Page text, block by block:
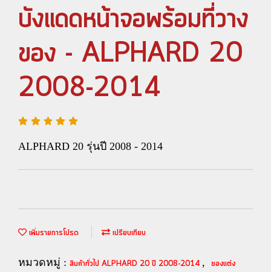
บังแดดหน้าจอพร้อมที่วาง
ของ - ALPHARD 20
2008-2014
ALPHARD 20 รุ่นปี 2008 - 2014
เพิ่มรายการโปรด เปรียบเทียบ
หมวดหมู่ : สินค้าทั่วไป ALPHARD 20 ปี 2008-2014 , ของแต่ง